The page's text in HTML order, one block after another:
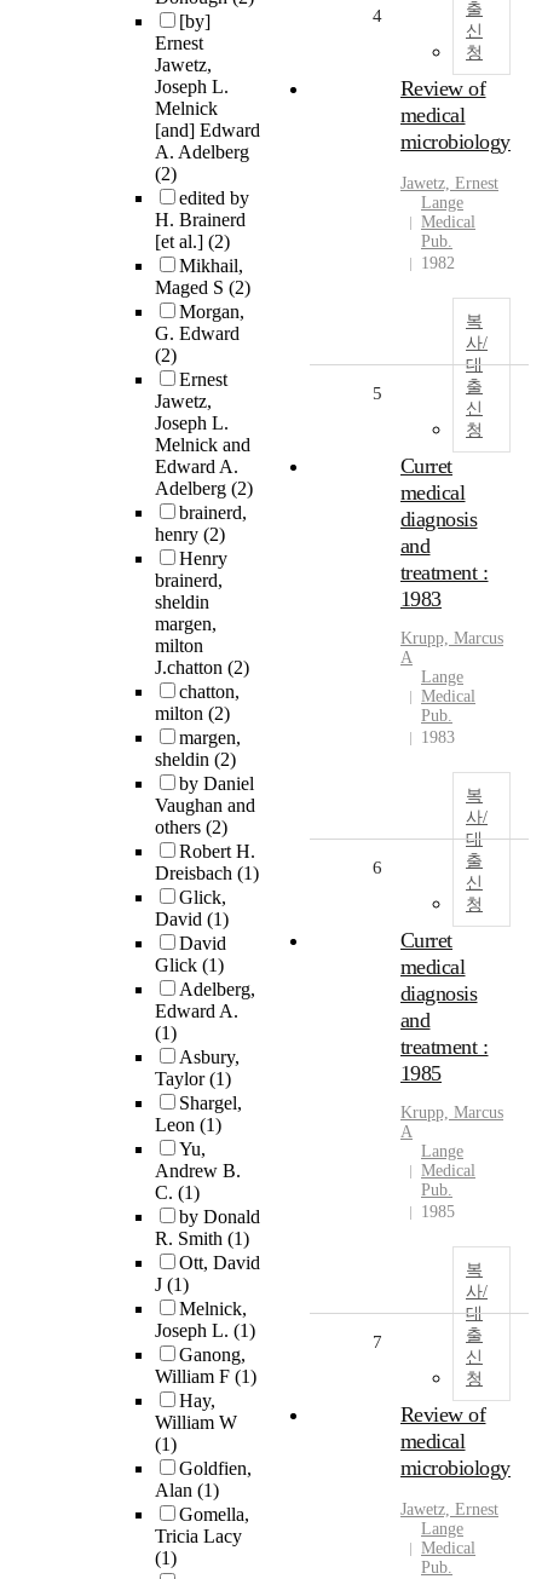
[by]
Ernest
Jawetz,
Joseph L.
Melnick
[and] Edward
A. Adelberg
(2)
edited by
H. Brainerd
[et al.] (2)
Mikhail,
Maged S (2)
Morgan,
G. Edward
(2)
Ernest
Jawetz,
Joseph L.
Melnick and
Edward A.
Adelberg (2)
brainerd,
henry (2)
Henry
brainerd,
sheldin
margen,
milton
J.chatton (2)
chatton,
milton (2)
margen,
sheldin (2)
by Daniel
Vaughan and
others (2)
Robert H.
Dreisbach (1)
Glick,
David (1)
David
Glick (1)
Adelberg,
Edward A.
(1)
Asbury,
Taylor(1)
Shargel,
Leon (1)
Yu,
Andrew B.
C. (1)
by Donald
R. Smith (1)
Ott, David
J (1)
Melnick,
Joseph L. (1)
Ganong,
William F (1)
Hay,
William W
(1)
Goldfien,
Alan (1)
Gomella,
Tricia Lacy
(1)
출
신
청
4
Review of
medical
microbiology
Jawetz, Ernest
Lange
Medical
Pub.
1982
복
사/
대
출
신
청
5
Curret
medical
diagnosis
and
treatment :
1983
Krupp, Marcus
A
Lange
Medical
Pub.
1983
복
사/
대
출
신
청
6
Curret
medical
diagnosis
and
treatment :
1985
Krupp, Marcus
A
Lange
Medical
Pub.
1985
복
사/
대
출
신
청
7
Review of
medical
microbiology
Jawetz, Ernest
Lange
Medical
Pub.